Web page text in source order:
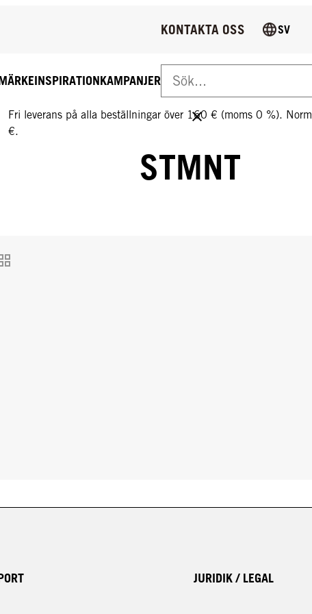
GRATIS LEVERANS PÅ ALLA BESTÄLLNINGAR ÖVER 160 €!
Fri leverans på alla beställningar över 160 € (moms 0 %).
€.
INSPIRATIONKAMPANJER
KONTAKTA OSS SV
STMNT
JURIDIK / LEGAL